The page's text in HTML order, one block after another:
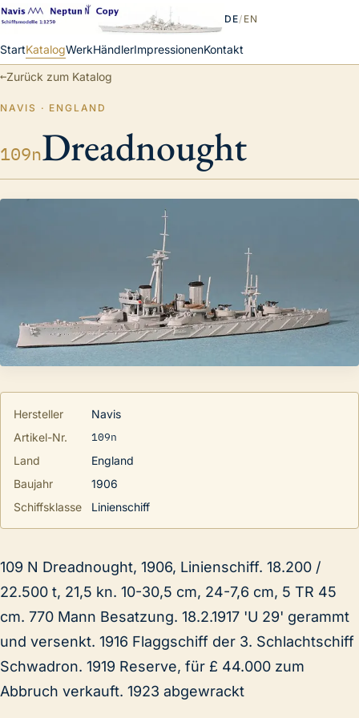
StartKatalogWerkHändlerImpressionenKontakt
DE/ EN
←Zurück zum Katalog
NAVIS · ENGLAND
109nDreadnought
Hersteller
Navis
Artikel-Nr.
109n
Land
England
Baujahr
1906
Schiffsklasse
Linienschiff
109 N Dreadnought, 1906, Linienschiff. 18.200 /
22.500 t, 21,5 kn. 10-30,5 cm, 24-7,6 cm, 5 TR 45
cm. 770 Mann Besatzung. 18.2.1917 'U 29' gerammt
und versenkt. 1916 Flaggschiff der 3. Schlachtschiff
Schwadron. 1919 Reserve, für £ 44.000 zum
Abbruch verkauft. 1923 abgewrackt